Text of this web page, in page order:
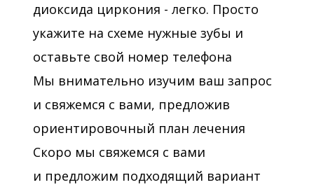
диоксида циркония - легко. Просто
укажите на схеме нужные зубы и
оставьте свой номер телефона
Мы внимательно изучим ваш запрос
и свяжемся с вами, предложив
ориентировочный план лечения
Скоро мы свяжемся с вами
и предложим подходящий вариант